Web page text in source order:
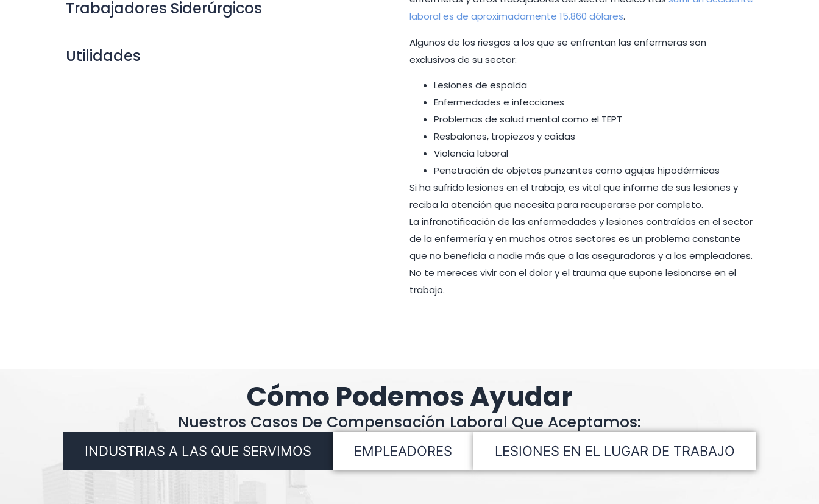
Trabajadores Siderúrgicos
Utilidades
laboral es de aproximadamente 15.860 dólares.
Algunos de los riesgos a los que se enfrentan las enfermeras son
exclusivos de su sector:
Lesiones de espalda
Enfermedades e infecciones
Problemas de salud mental como el TEPT
Resbalones, tropiezos y caídas
Violencia laboral
Penetración de objetos punzantes como agujas hipodérmicas
Si ha sufrido lesiones en el trabajo, es vital que informe de sus lesiones y
reciba la atención que necesita para recuperarse por completo.
La infranotificación de las enfermedades y lesiones contraídas en el sector
de la enfermería y en muchos otros sectores es un problema constante
que no beneficia a nadie más que a las aseguradoras y a los empleadores.
No te mereces vivir con el dolor y el trauma que supone lesionarse en el
trabajo.
Cómo Podemos Ayudar
Nuestros Casos De Compensación Laboral Que Aceptamos:
INDUSTRIAS A LAS QUE SERVIMOS EMPLEADORES LESIONES EN EL LUGAR DE TRABAJO